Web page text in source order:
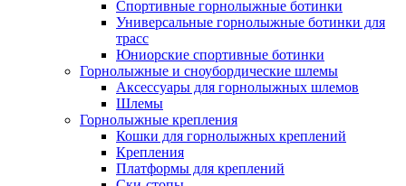
Спортивные горнолыжные ботинки
Универсальные горнолыжные ботинки для
трасс
Юниорские спортивные ботинки
Горнолыжные и сноубордические шлемы
Аксессуары для горнолыжных шлемов
Шлемы
Горнолыжные крепления
Кошки для горнолыжных креплений
Крепления
Платформы для креплений